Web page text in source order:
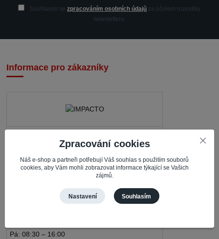
Souhlasím sezpracováním osobních údajů za účelem rozesílky
newsletteru.
Informace pro zákazníky
735 81 Bohumín – Nový Bohumín
Pá: 08:30 – 16:00
Zpracování cookies
Náš e-shop a partneři potřebují Váš souhlas s použitím souborů
cookies, aby Vám mohli zobrazovat informace týkající se Vašich
zájmů.
Nastavení Souhlasím